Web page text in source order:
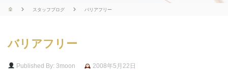
ボ
スタッフブログ バリアフリー
バリアフリー
Published By: 3moon
2008年5月22日